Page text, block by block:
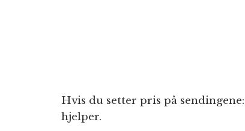
Hvis du setter pris på
hjelper.